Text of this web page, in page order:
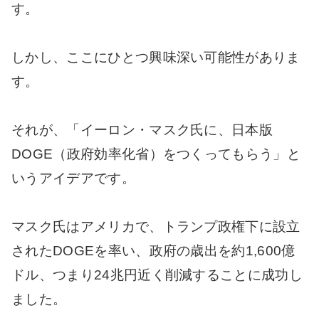
す。
しかし、ここにひとつ興味深い可能性がありま
す。
それが、「イーロン・マスク氏に、日本版
DOGE（政府効率化省）をつくってもらう」と
いうアイデアです。
マスク氏はアメリカで、トランプ政権下に設立
されたDOGEを率い、政府の歳出を約1,600億
ドル、つまり24兆円近く削減することに成功し
ました。